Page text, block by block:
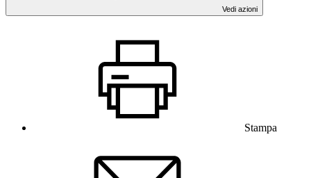
Vedi azioni
Stampa